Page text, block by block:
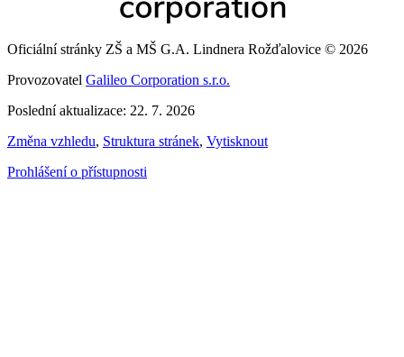
Oficiální stránky ZŠ a MŠ G.A. Lindnera Rožďalovice © 2026
Provozovatel Galileo Corporation s.r.o.
Poslední aktualizace: 22. 7. 2026
Změna vzhledu, Struktura stránek, Vytisknout
Prohlášení o přístupnosti